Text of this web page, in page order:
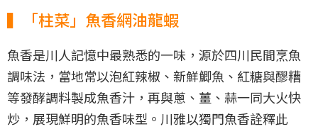
▍「柱菜」魚香網油龍蝦
魚香是川人記憶中最熟悉的一味，源於四川民間烹魚
調味法，當地常以泡紅辣椒、新鮮鯽魚、紅糖與醪糟
等發酵調料製成魚香汁，再與蔥、薑、蒜一同大火快
炒，展現鮮明的魚香味型。川雅以獨門魚香詮釋此